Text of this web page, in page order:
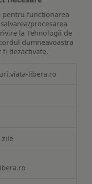
pentru functionarea
procesarea
la Tehnologii de
dumneavoastra
dezactivate.
libera.ro
zile